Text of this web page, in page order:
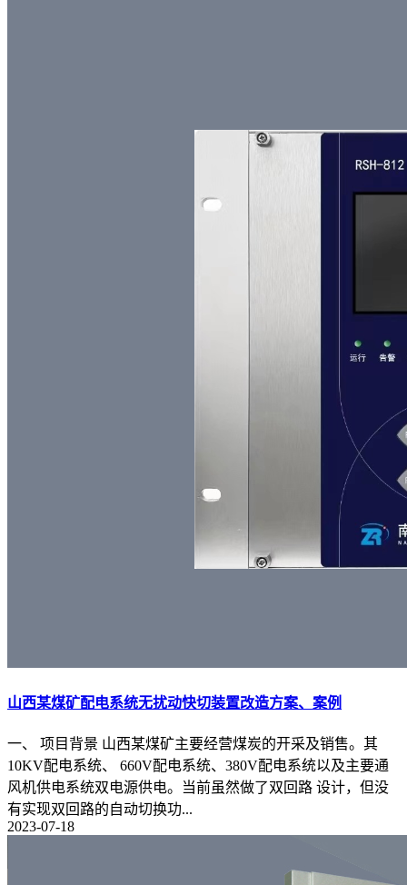
山西某煤矿配电系统无扰动快切装置改造方案、案例
一、 项目背景 山西某煤矿主要经营煤炭的开采及销售。其
10KV配电系统、 660V配电系统、380V配电系统以及主要通
风机供电系统双电源供电。当前虽然做了双回路 设计，但没
有实现双回路的自动切换功...
2023-07-18